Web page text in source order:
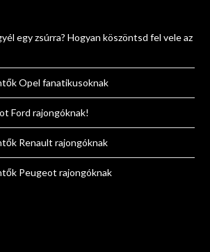
egy zsúrra? Hogyan köszöntsd fel vele az
Opel fanatikusoknak
Ford rajongóknak!
Renault rajongóknak
Peugeot rajongóknak